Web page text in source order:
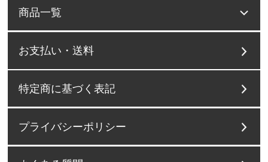
商品一覧
お支払い・送料
特定商に基づく表記
プライバシーポリシー